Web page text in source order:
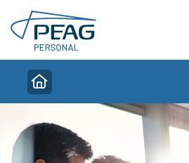
Direkt zu den Inhalten springen
Home